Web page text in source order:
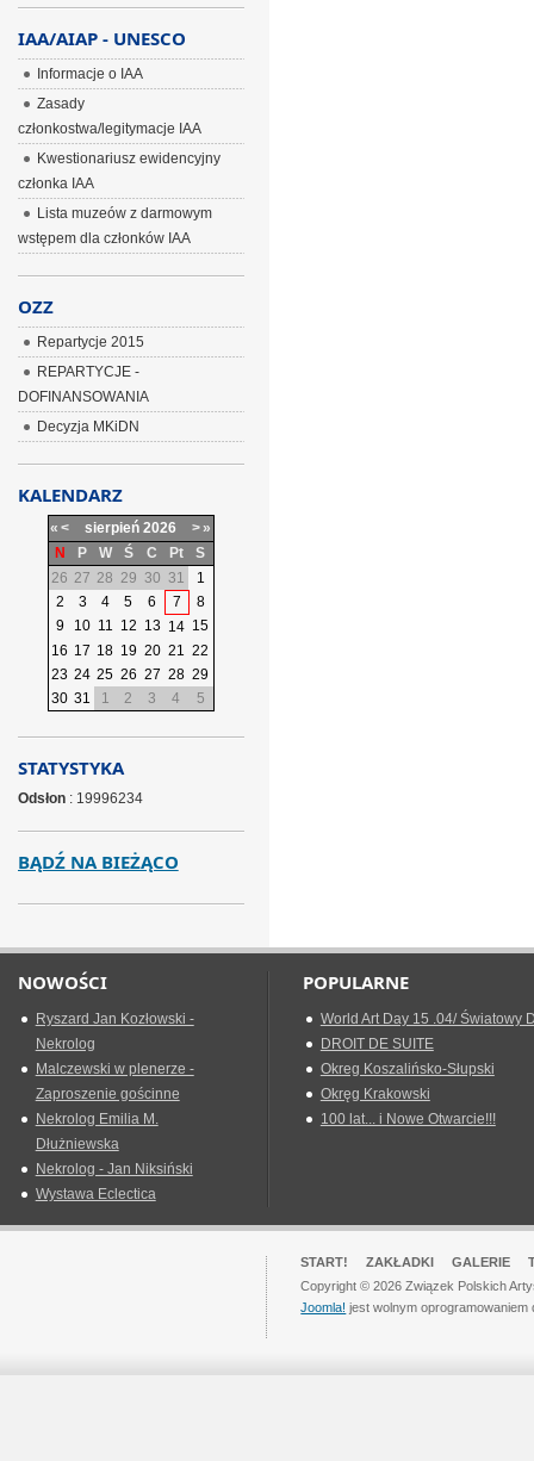
IAA/AIAP - UNESCO
Informacje o IAA
Zasady
członkostwa/legitymacje IAA
Kwestionariusz ewidencyjny
członka IAA
Lista muzeów z darmowym
wstępem dla członków IAA
OZZ
Repartycje 2015
REPARTYCJE -
DOFINANSOWANIA
Decyzja MKiDN
KALENDARZ
« < sierpień 2026 >»
N
P W Ś C Pt
S
26 27 28 29 30 31
1
2
3 4 5 6 7
8
9
10 11 12 13 14 15
16 17 18 19 20 21 22
23 24 25 26 27 28 29
30 31 1 2 3 4 5
STATYSTYKA
Odsłon: 19996234
BĄDŹ NA BIEŻĄCO
NOWOŚCI
Ryszard Jan Kozłowski -
Nekrolog
Malczewski w plenerze -
Zaproszenie gościnne
Nekrolog Emilia M.
Dłużniewska
Nekrolog - Jan Niksiński
Wystawa Eclectica
POPULARNE
World Art Day 15 .04/ Światowy
DROIT DE SUITE
Okreg Koszalińsko-Słupski
Okręg Krakowski
100 lat... i Nowe Otwarcie!!!
START! ZAKŁADKI GALERIE
Copyright © 2026 Związek Polskich
Joomla! jest wolnym